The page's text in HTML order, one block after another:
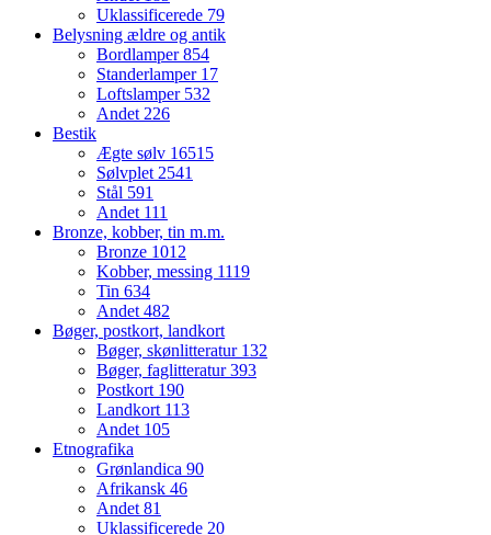
Uklassificerede 79
Belysning ældre og antik
Bordlamper854
Standerlamper 17
Loftslamper 532
Andet226
Bestik
Ægte sølv 16515
Sølvplet2541
Stål 591
Andet 111
Bronze, kobber, tin m.m.
Bronze 1012
Kobber, messing 1119
Tin 634
Andet482
Bøger, postkort, landkort
Bøger, skønlitteratur 132
Bøger, faglitteratur393
Postkort 190
Landkort 113
Andet 105
Etnografika
Grønlandica 90
Afrikansk 46
Andet81
Uklassificerede 20